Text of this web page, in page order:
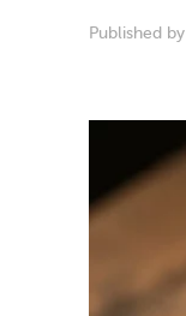
Published by